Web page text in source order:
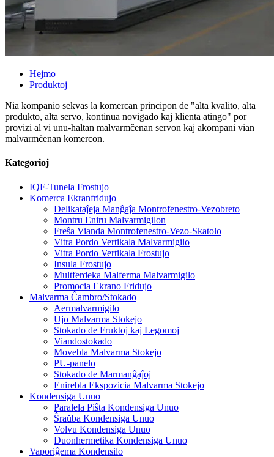
Hejmo
Produktoj
Nia kompanio sekvas la komercan principon de "alta kvalito, alta
produkto, alta servo, kontinua novigado kaj klienta atingo" por
provizi al vi unu-haltan malvarmĉenan servon kaj akompani vian
malvarmĉenan komercon.
Kategorioj
IQF-Tunela Frostujo
Komerca Ekranfridujo
Delikataĵeja Manĝaĵa Montrofenestro-Vezobreto
Montru Eniru Malvarmigilon
Freŝa Vianda Montrofenestro-Vezo-Skatolo
Vitra Pordo Vertikala Malvarmigilo
Vitra Pordo Vertikala Frostujo
Insula Frostujo
Multferdeka Malferma Malvarmigilo
Promocia Ekrano Fridujo
Malvarma Ĉambro/Stokado
Aermalvarmigilo
Ujo Malvarma Stokejo
Stokado de Fruktoj kaj Legomoj
Viandostokado
Movebla Malvarma Stokejo
PU-panelo
Stokado de Marmanĝaĵoj
Enirebla Ekspozicia Malvarma Stokejo
Kondensiga Unuo
Paralela Piŝta Kondensiga Unuo
Ŝraŭba Kondensiga Unuo
Volvu Kondensiga Unuo
Duonhermetika Kondensiga Unuo
Vaporiĝema Kondensilo